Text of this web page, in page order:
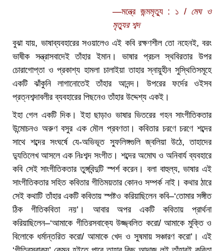
—মন্ত্রে জন্মমৃত্যু : ১ / মেঘ ও
মৃত্যুর শব্দ
বুঝা যায়, ভাষাব্যবহারের সওয়ালেও এই কবি রক্ষণশীল তো নহেনই, বরং
ভাষীক সন্ত্রাসবাদেই তাঁহার ইমান। ভাষার প্রচল স্থবিরতার উপর
চোরাগোপ্তা ও প্রকাশ্য হামলা চালাইয়া তাহার স্নায়ুহীন সুস্থিতিসমূহে
একটি ঝাঁকুনি লাগানোতেই তাঁহার আনন্দ। উপরের ফর্দের ওইসব
প্রত্নশব্দাবলীর ব্যবহারের পিছনেও তাঁহার উদ্দেশ্য একই।
ইহা গেল একটি দিক। ইহা ছাড়াও ভাষার ভিতরের গহন সাংগীতিকতার
উন্মোচনও অরুণ বসুর এক মৌল প্রবণতা। কবিতার চরণে চরণে শব্দের
সাথে শব্দের সংঘর্ষে যে-অভিভূত স্ফুলিঙ্গগুলি জ্বলিয়া উঠে, তাহাদের
দ্যুতিলেখ আসলে এক নিঃশব্দ সংগীত। শব্দের অমোঘ ও অনিবার্য ব্যবহারে
কবি সেই সাংগীতিকতার তুঙ্গবিন্দুটি স্পর্শ করেন। বলা বাহুল্য, ভাষার এই
সাংগীতিকতার সহিত কবিতার গীতিময়তার কোনও সম্পর্ক নাই। কথার ঠারে
সেই কথাটি তাঁহার একটি কবিতায় স্পষ্টও করিয়াছিলেন কবি–‘তোমার সঙ্গীত
ঠিক গীতিকবিতা নয়’। আবার অপর একটি কবিতায় প্রার্থনা
করিয়াছিলেন–‘আমাকে গীতিরসবাক্যে উজ্জ্বলিত করো/ আমাকে মুক্তি ও
বিলোকে ধর্মান্তরিত করো/ আমাকে খেদ ও সুষমায় সঞ্চারণ করো’। এই